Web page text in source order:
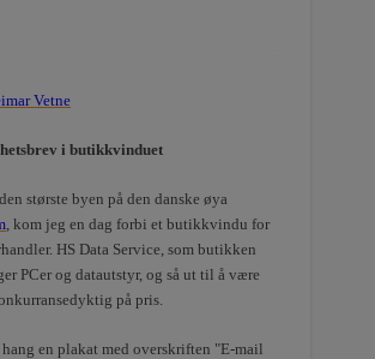
Vetne
i butikkvinduet
største byen på den danske øya
, kom jeg en dag forbi et butikkvindu for
HS Data Service, som butikken
PCer og datautstyr, og så ut til å være
på pris.
en plakat med overskriften "E-mail